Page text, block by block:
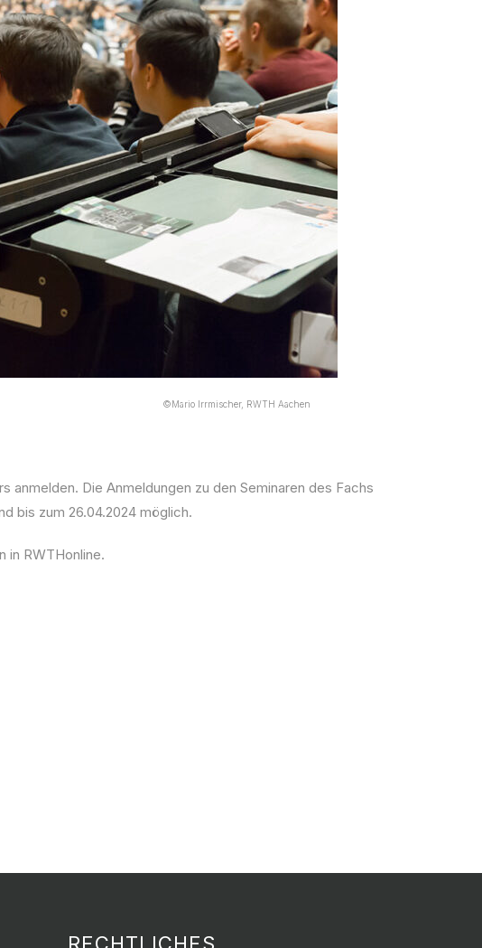
©Mario Irrmischer, RWTH Aachen
anmelden. Die Anmeldungen zu den Seminaren des Fachs
bis zum 26.04.2024 möglich.
in RWTHonline.